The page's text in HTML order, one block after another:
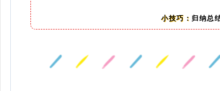
小技巧： 归纳总